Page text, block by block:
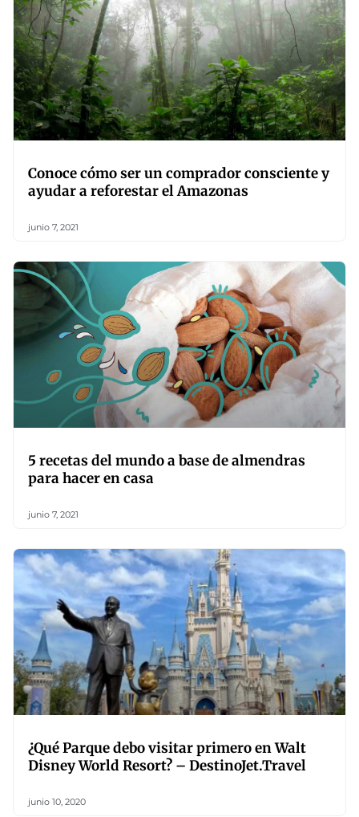
Conoce cómo ser un comprador consciente y
ayudar a reforestar el Amazonas
junio 7, 2021
5 recetas del mundo a base de almendras
para hacer en casa
junio 7, 2021
¿Qué Parque debo visitar primero en Walt
Disney World Resort? – DestinoJet.Travel
junio 10, 2020